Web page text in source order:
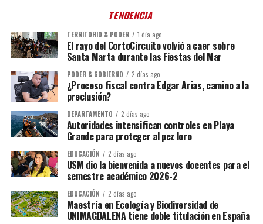
TENDENCIA
TERRITORIO & PODER 1 día ago
El rayo del CortoCircuito volvió a caer sobre
Santa Marta durante las Fiestas del Mar
PODER & GOBIERNO 2 días ago
¿Proceso fiscal contra Edgar Arias, camino a la
preclusión?
DEPARTAMENTO 2 días ago
Autoridades intensifican controles en Playa
Grande para proteger al pez loro
EDUCACIÓN 2 días ago
USM dio la bienvenida a nuevos docentes para el
semestre académico 2026-2
EDUCACIÓN 2 días ago
Maestría en Ecología y Biodiversidad de
UNIMAGDALENA tiene doble titulación en España